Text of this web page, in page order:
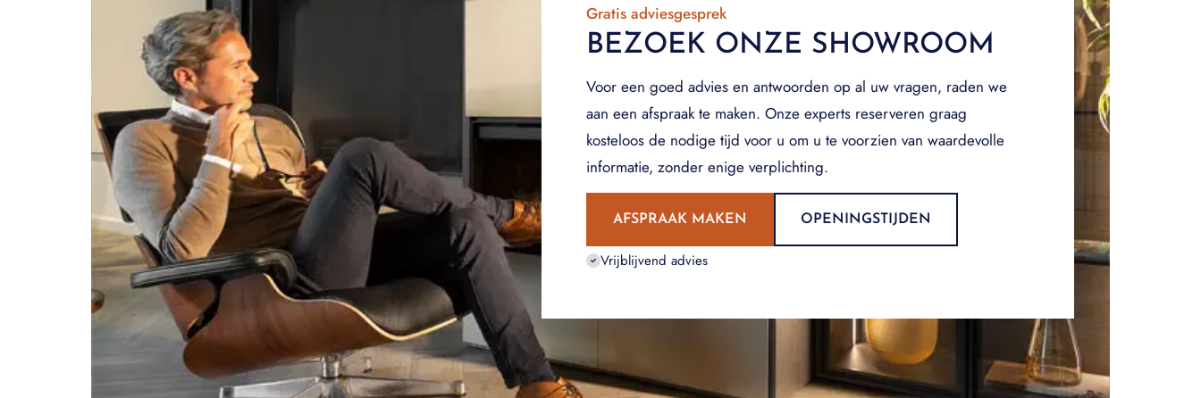
Gratis adviesgesprek
BEZOEK ONZE SHOWROOM
Voor een goed advies en antwoorden op al uw vragen, raden we
aan een afspraak te maken. Onze experts reserveren graag
kosteloos de nodige tijd voor u om u te voorzien van waardevolle
informatie, zonder enige verplichting.
AFSPRAAK MAKEN OPENINGSTIJDEN
Vrijblijvend advies